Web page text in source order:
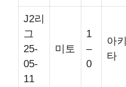
J2리
그
25-
05-
11
미토
1
–
0
아키
타